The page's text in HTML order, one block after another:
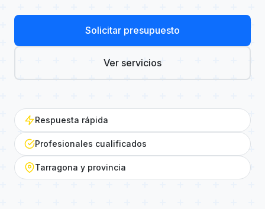
Solicitar presupuesto
Ver servicios
Respuesta rápida
Profesionales cualificados
Tarragona y provincia